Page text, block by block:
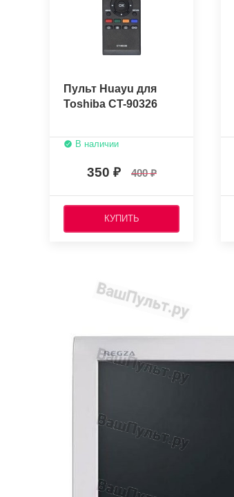
Пульт Huayu для
Toshiba CT-90326
В наличии
350 400
КУПИТЬ